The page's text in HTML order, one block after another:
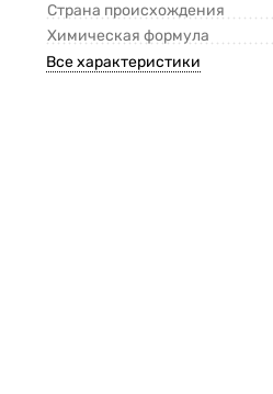
Страна происхождения
Химическая формула
Все характеристики